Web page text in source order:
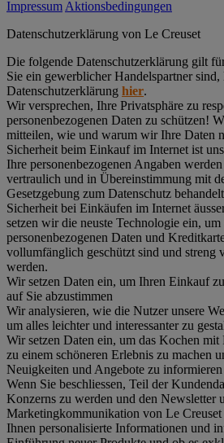
Impressum Aktionsbedingungen
Datenschutz­erklärung von Le Creuset
Die folgende Datenschutzerklärung gilt
Sie ein gewerblicher Handelspartner
Datenschutzerklärung hier.
Wir versprechen, Ihre Privatsphäre zu
personenbezogenen Daten zu schützen!
mitteilen, wie und warum wir Ihre Daten
Sicherheit beim Einkauf im Internet ist
Ihre personenbezogenen Angaben
vertraulich und in Übereinstimmung mit
Gesetzgebung zum Datenschutz
Sicherheit bei Einkäufen im Internet
setzen wir die neuste Technologie ein,
personenbezogenen Daten und
vollumfänglich geschützt sind und streng
werden.
Wir setzen Daten ein, um Ihren Einkauf
auf Sie abzustimmen
Wir analysieren, wie die Nutzer unsere
um alles leichter und interessanter zu
Wir setzen Daten ein, um das Kochen
zu einem schöneren Erlebnis zu machen
Neuigkeiten und Angebote zu informieren
Wenn Sie beschliessen, Teil der
Konzerns zu werden und den Newsletter
Marketingkommunikation von Le
Ihnen personalisierte Informationen und